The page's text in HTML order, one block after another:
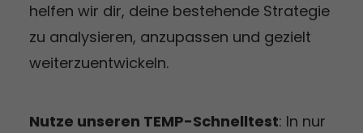
helfen wir dir, deine bestehende Strategie
zu analysieren, anzupassen und gezielt
weiterzuentwickeln.
Nutze unseren TEMP-Schnelltest: In nur